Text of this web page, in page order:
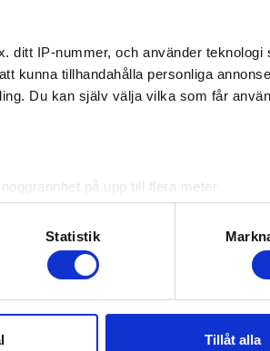
ditt IP-nummer, och använder teknologi
kunna tillhandahålla personliga
Du kan själv välja vilka som får
på upp till flera meter
(fingeravtryck)
in dina preferenser i
detaljsektionen.
till användarna, tillhandahålla
identifierare och annan information
med. Dessa kan i sin tur kombinera
Statistik
Tillåt alla